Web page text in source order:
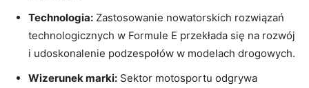
Technologia: Zastosowanie nowatorskich rozwiązań
technologicznych w Formule E przekłada się na rozwój
i udoskonalenie podzespołów w modelach drogowych.
Wizerunek marki: Sektor motosportu odgrywa